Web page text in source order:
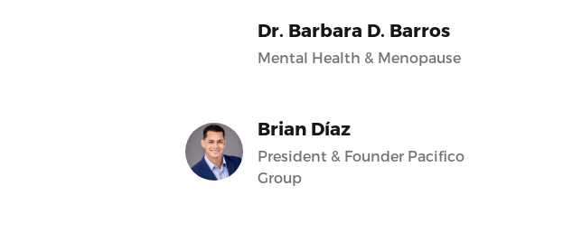
Dr. Barbara D. Barros
Mental Health & Menopause
Brian Díaz
President & Founder Pacifico
Group